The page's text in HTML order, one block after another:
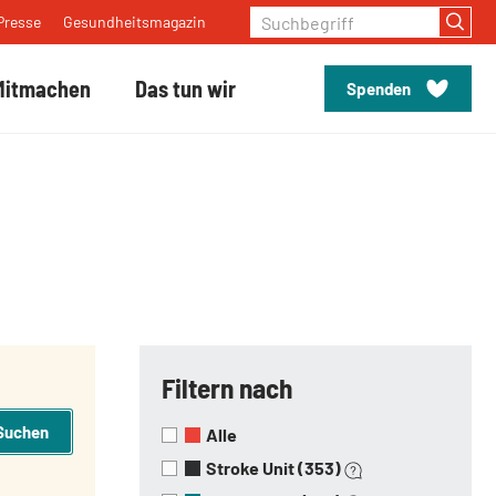
Das tun wir Spenden
Gesundheitsmagazin Suchbegriff
Filtern nach
Alle
Stroke Unit (353)